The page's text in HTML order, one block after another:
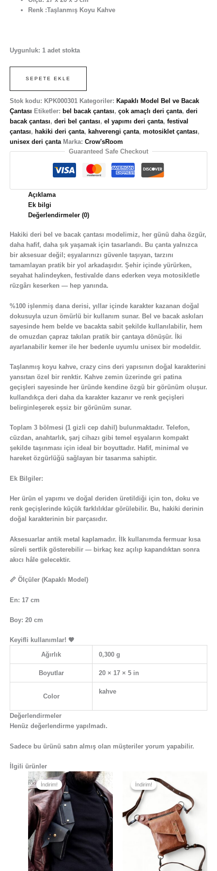
Renk :Taşlanmış Koyu Kahve
Uygunluk: 1 adet stokta
SEPETE EKLE
Stok kodu: KPK000301 Kategoriler: Kapaklı Model Bel ve Bacak
Çantası Etiketler: bel bacak çantası, çok amaçlı deri çanta, deri
bacak çantası, deri bel çantası, el yapımı deri çanta, festival
çantası, hakiki deri çanta, kahverengi çanta, motosiklet çantası,
unisex deri çanta Marka: Crow'sRoom
Guaranteed Safe Checkout
Açıklama
Ek bilgi
Değerlendirmeler (0)
Hakiki deri bel ve bacak çantası modelimiz, her günü daha özgür,
daha hafif, daha şık yaşamak için tasarlandı. Bu çanta yalnızca
bir aksesuar değil; eşyalarınızı güvenle taşıyan, tarzını
tamamlayan pratik bir yol arkadaşıdır. Şehir içinde yürürken,
seyahat halindeyken, fes­tivalde dans ederken veya motosikletle
rüzgârı keserken — hep yanında.
%100 işlenmiş dana derisi, yıllar içinde karakter kazanan doğal
dokusuyla uzun ömürlü bir kullanım sunar. Bel ve bacak askıları
sayesinde hem belde ve bacakta sabit şekilde kullanılabilir, hem
de omuzdan çapraz takılan pratik bir çantaya dönüşür. İki
ayarlanabilir kemer ile her bedenle uyumlu unisex bir modeldir.
Taşlanmış koyu kahve, crazy cins deri yapısının doğal karakterini
yansıtan özel bir renktir. Kahve zemin üzerinde gri patina
geçişleri sayesinde her üründe kendine özgü bir görünüm oluşur.
kullandıkça deri daha da karakter kazanır ve renk geçişleri
belirginleşerek eşsiz bir görünüm sunar.
Toplam 3 bölmesi (1 gizli cep dahil) bulunmaktadır. Telefon,
cüzdan, anahtarlık, şarj cihazı gibi temel eşyaların kompakt
şekilde taşınması için ideal bir boyuttadır. Hafif, minimal ve
hareket özgürlüğü sağlayan bir tasarıma sahiptir.
Ek Bilgiler:
Her ürün el yapımı ve doğal deriden üretildiği için ton, doku ve
renk geçişlerinde küçük farklılıklar görülebilir. Bu, hakiki derinin
doğal karakterinin bir parçasıdır.
Aksesuarlar antik metal kaplamadır. İlk kullanımda fermuar kısa
süreli sertlik gösterebilir — birkaç kez açılıp kapandıktan sonra
akıcı hâle gelecektir.
📏 Ölçüler (Kapaklı Model)
En: 17 cm
Boy: 20 cm
Keyifli kullanımlar! 🖤
Ağırlık
0,300 g
Boyutlar 20 × 17 × 5 in
Color
kahve
Değerlendirmeler
Henüz değerlendirme yapılmadı.
Sadece bu ürünü satın almış olan müşteriler yorum yapabilir.
İlgili ürünler
İndirim!
İndirim!
Orijinal
fiyat:
₺3.990,00.
Şu
andaki
fiyat:
₺2.890,00.
İndirim!
İndirim!
fiyat:
₺3.700,00.
₺2.890,00.